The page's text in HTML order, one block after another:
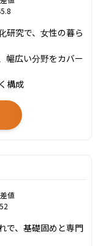
研究で、女性の暮ら
幅広い分野をカバー
構成
値
52
で、基礎固めと専門